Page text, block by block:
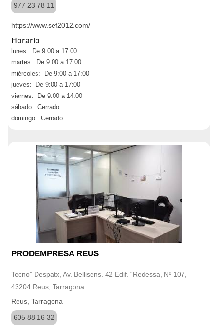
977 23 78 11
https://www.sef2012.com/
Horario
lunes: De 9:00 a 17:00
martes: De 9:00 a 17:00
miércoles: De 9:00 a 17:00
jueves: De 9:00 a 17:00
viernes: De 9:00 a 14:00
sábado: Cerrado
domingo: Cerrado
PRODEMPRESA REUS
Tecno” Despatx, Av. Bellisens. 42 Edif. “Redessa, Nº 107,
43204 Reus, Tarragona
Reus, Tarragona
605 88 16 32